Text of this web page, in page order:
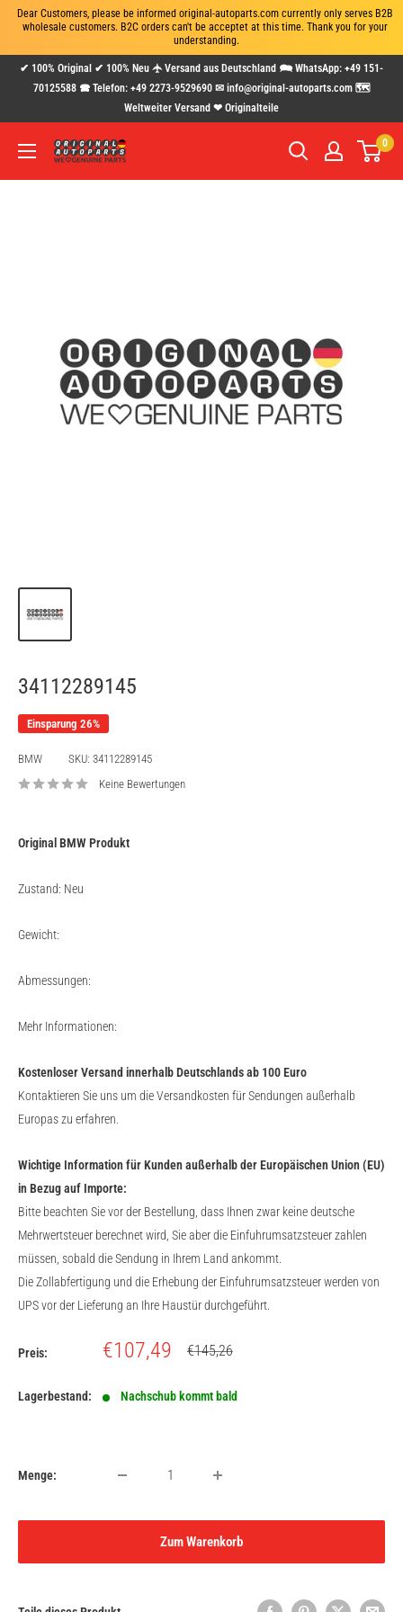
Dear Customers, please be informed original-autoparts.com currently only serves B2B
wholesale customers. B2C orders can't be acceptet at this time. Thank you for your
understanding.
Direkt✔ 100% Original ✔ 100% Neu 🛧 Versand aus Deutschland 🗪 WhatsApp: +49 151-
70125588 🕿 Telefon: +49 2273-9529690 ✉ info@original-autoparts.com 🗺
Weltweiter Versand ❤ Originalteile
www.original-
0
34112289145
Einsparung 26%
BMW SKU: 34112289145
Keine Bewertungen
Original BMW Produkt
Zustand: Neu
Gewicht:
Abmessungen:
Mehr Informationen:
Kostenloser Versand innerhalb Deutschlands ab 100 Euro
Kontaktieren Sie uns um die Versandkosten für Sendungen außerhalb
Europas zu erfahren.
Wichtige Information für Kunden außerhalb der Europäischen Union (EU)
in Bezug auf Importe:
Bitte beachten Sie vor der Bestellung, dass Ihnen zwar keine deutsche
Mehrwertsteuer berechnet wird, Sie aber die Einfuhrumsatzsteuer zahlen
müssen, sobald die Sendung in Ihrem Land ankommt.
Die Zollabfertigung und die Erhebung der Einfuhrumsatzsteuer werden von
UPS vor der Lieferung an Ihre Haustür durchgeführt.
Preis: Sonderpreis
€107,49 Normalpreis
€145,26
Lagerbestand: Nachschub kommt bald
Menge:
Zum Warenkorb